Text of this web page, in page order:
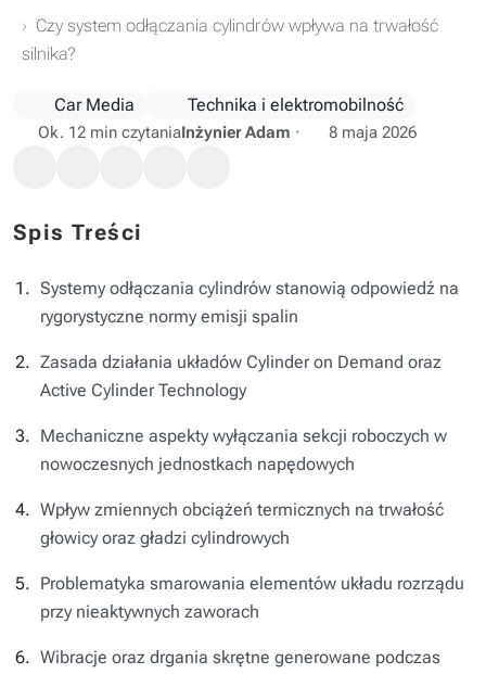
Czy system odłączania cylindrów wpływa na trwałość
silnika?
Car Media Technika i elektromobilność
Ok. 12 min czytaniaInżynier Adam · 8 maja 2026
Spis Treści
Systemy odłączania cylindrów stanowią odpowiedź na
rygorystyczne normy emisji spalin
Zasada działania układów Cylinder on Demand oraz
Active Cylinder Technology
Mechaniczne aspekty wyłączania sekcji roboczych w
nowoczesnych jednostkach napędowych
Wpływ zmiennych obciążeń termicznych na trwałość
głowicy oraz gładzi cylindrowych
Problematyka smarowania elementów układu rozrządu
przy nieaktywnych zaworach
Wibracje oraz drgania skrętne generowane podczas